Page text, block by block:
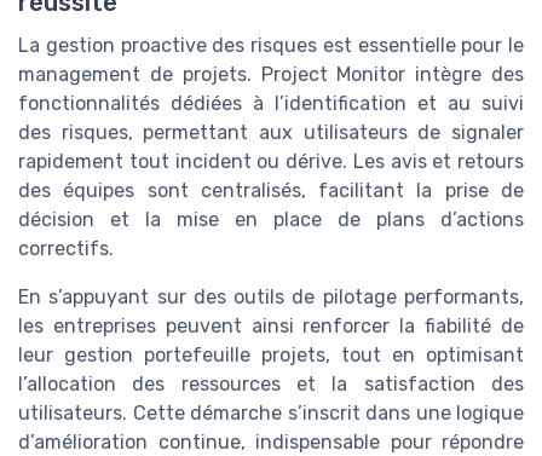
La gestion proactive des risques est essentielle pour le
management de projets. Project Monitor intègre des
fonctionnalités dédiées à l’identification et au suivi
des risques, permettant aux utilisateurs de signaler
rapidement tout incident ou dérive. Les avis et retours
des équipes sont centralisés, facilitant la prise de
décision et la mise en place de plans d’actions
correctifs.
En s’appuyant sur des outils de pilotage performants,
les entreprises peuvent ainsi renforcer la fiabilité de
leur gestion portefeuille projets, tout en optimisant
l’allocation des ressources et la satisfaction des
utilisateurs. Cette démarche s’inscrit dans une logique
d’amélioration continue, indispensable pour répondre